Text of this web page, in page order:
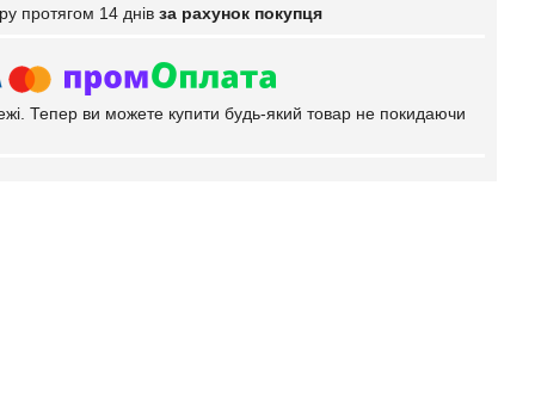
протягом 14 днів за рахунок покупця
Тепер ви можете купити будь-який товар не покидаючи